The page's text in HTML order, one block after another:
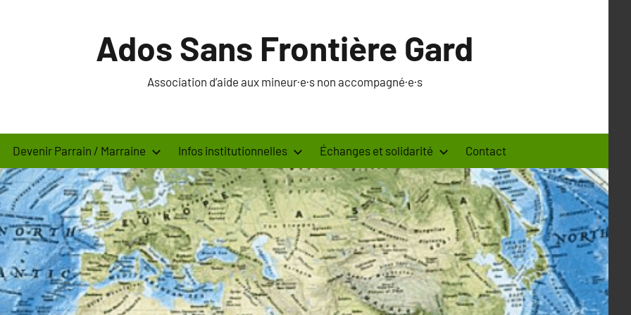
Ados Sans Frontière Gard
Association d’aide aux mineur·e·s non accompagné·e·s
Devenir Parrain / Marraine Infos institutionnelles Échanges et solidarité Contact